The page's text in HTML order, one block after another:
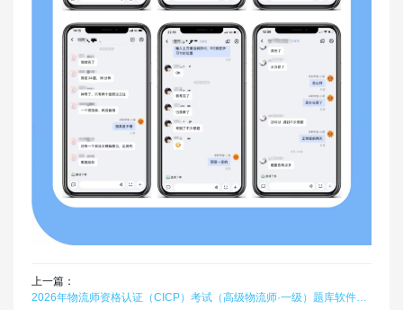
上一篇：
2026年物流师资格认证（CICP）考试（高级物流师·一级）题库软件题引力